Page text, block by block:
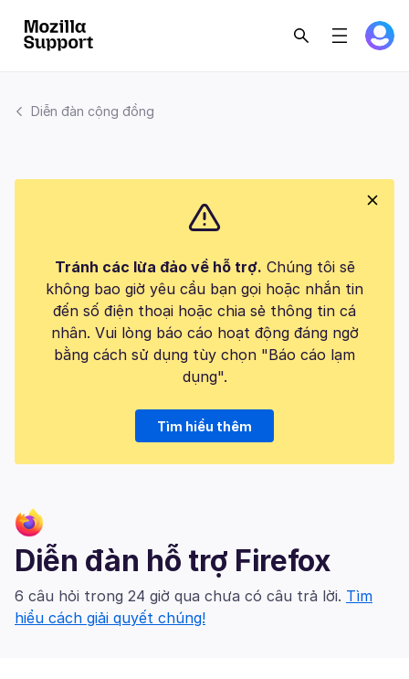
Diễn đàn cộng đồng
Tránh các lừa đảo về hỗ trợ. Chúng tôi sẽ
không bao giờ yêu cầu bạn gọi hoặc nhắn tin
đến số điện thoại hoặc chia sẻ thông tin cá
nhân. Vui lòng báo cáo hoạt động đáng ngờ
bằng cách sử dụng tùy chọn "Báo cáo lạm
dụng".
Tìm hiểu thêm
Diễn đàn hỗ trợ Firefox
6 câu hỏi trong 24 giờ qua chưa có câu trả lời. Tìm
hiểu cách giải quyết chúng!